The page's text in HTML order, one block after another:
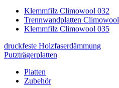
Klemmfilz Climowool 032
Trennwandplatten Climowool
Klemmfilz Climowool 035
druckfeste Holzfaserdämmung
Putzträgerplatten
Platten
Zubehör